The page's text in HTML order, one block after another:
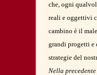
che, ogni
reali e oggettivi
cambino è il
grandi progetti e
strategie del
Nella